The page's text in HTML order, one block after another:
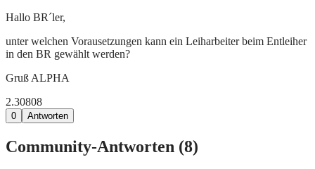
Hallo BR´ler,
unter welchen Vorausetzungen kann ein Leiharbeiter beim Entleiher
in den BR gewählt werden?
Gruß ALPHA
2.30808
0 Antworten
Community-Antworten (8)